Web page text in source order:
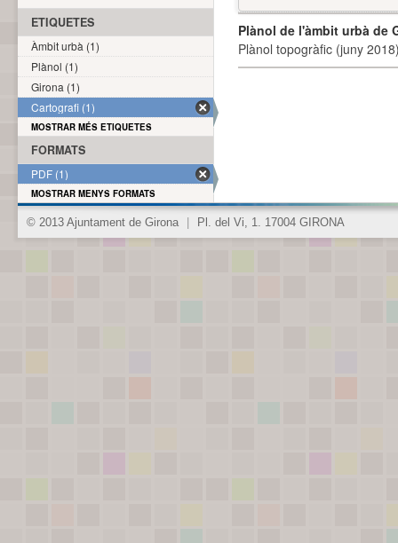
Plànol de l'àmbit urbà de
Plànol topogràfic (juny
ETIQUETES
Àmbit urbà (1)
Plànol (1)
Girona (1)
Cartografi (1)
MOSTRAR MÉS ETIQUETES
FORMATS
PDF (1)
MOSTRAR MENYS FORMATS
© 2013 Ajuntament de Girona Pl. del Vi, 1. 17004 GIRONA